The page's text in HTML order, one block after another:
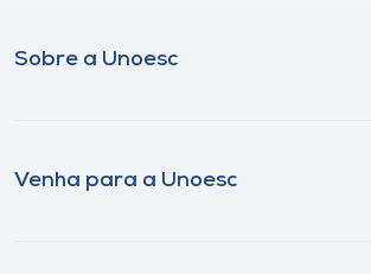
Sobre a Unoesc
Venha para a Unoesc